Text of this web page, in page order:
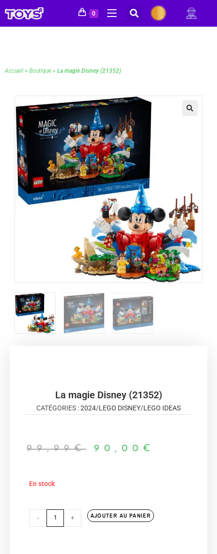
0
Accueil » Boutique » La magie Disney (21352)
La magie Disney (21352)
CATÉGORIES :2024/LEGO DISNEY/LEGO IDEAS
99,99€ 90,00 €
En stock
- + AJOUTER AU PANIER